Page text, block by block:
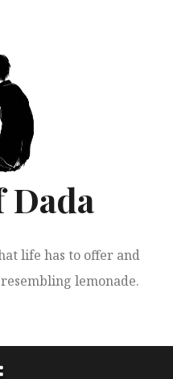
Dada
life has to offer and
lemonade.